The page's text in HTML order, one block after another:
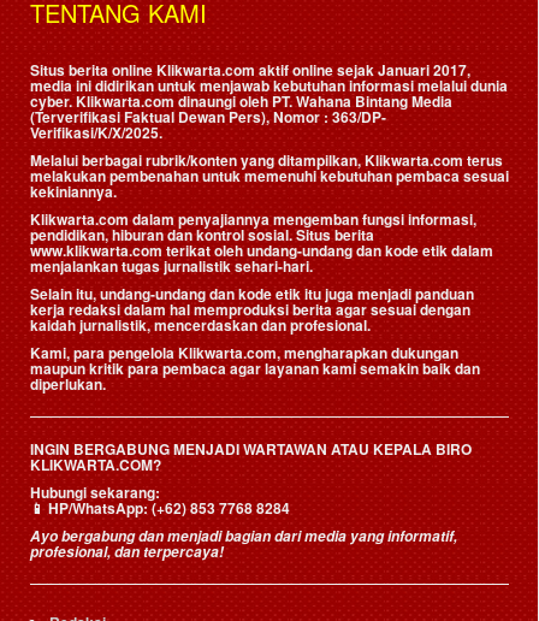
TENTANG KAMI
Situs berita online Klikwarta.com aktif online sejak Januari 2017,
media ini didirikan untuk menjawab kebutuhan informasi melalui dunia
cyber. Klikwarta.com dinaungi oleh PT. Wahana Bintang Media
(Terverifikasi Faktual Dewan Pers), Nomor : 363/DP-
Verifikasi/K/X/2025.
Melalui berbagai rubrik/konten yang ditampilkan, Klikwarta.com terus
melakukan pembenahan untuk memenuhi kebutuhan pembaca sesuai
kekiniannya.
Klikwarta.com dalam penyajiannya mengemban fungsi informasi,
pendidikan, hiburan dan kontrol sosial. Situs berita
www.klikwarta.com terikat oleh undang-undang dan kode etik dalam
menjalankan tugas jurnalistik sehari-hari.
Selain itu, undang-undang dan kode etik itu juga menjadi panduan
kerja redaksi dalam hal memproduksi berita agar sesuai dengan
kaidah jurnalistik, mencerdaskan dan profesional.
Kami, para pengelola Klikwarta.com, mengharapkan dukungan
maupun kritik para pembaca agar layanan kami semakin baik dan
diperlukan.
INGIN BERGABUNG MENJADI WARTAWAN ATAU KEPALA BIRO
KLIKWARTA.COM?
Hubungi sekarang:
📱HP/WhatsApp:(+62) 853 7768 8284
Ayo bergabung dan menjadi bagian dari media yang informatif,
profesional, dan terpercaya!